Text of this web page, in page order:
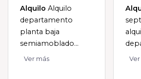
Alquilo Alquilo
departamento
planta baja
semiamoblado...
Ver más